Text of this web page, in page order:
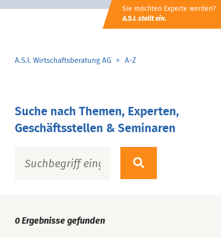
Sie möchten Experte werden?
A.S.I. stellt ein.
A.S.I. Wirtschaftsberatung AG A-Z
Suche nach Themen, Experten,
Geschäftsstellen & Seminaren
0 Ergebnisse gefunden